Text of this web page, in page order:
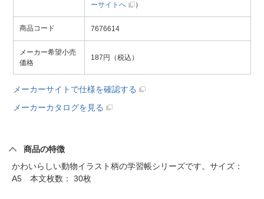
ーサイトへ
）
商品コード 7676614
メーカー希望小売
価格
187円（税込）
メーカーサイトで仕様を確認する
メーカーカタログを見る
商品の特徴
かわいらしい動物イラスト柄の学習帳シリーズです。サイズ：
A5 本文枚数： 30枚